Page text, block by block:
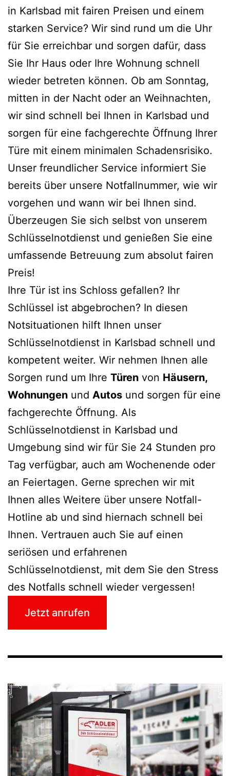
in Karlsbad mit fairen Preisen und einem
starken Service? Wir sind rund um die Uhr
für Sie erreichbar und sorgen dafür, dass
Sie Ihr Haus oder Ihre Wohnung schnell
wieder betreten können. Ob am Sonntag,
mitten in der Nacht oder an Weihnachten,
wir sind schnell bei Ihnen in Karlsbad und
sorgen für eine fachgerechte Öffnung Ihrer
Türe mit einem minimalen Schadensrisiko.
Unser freundlicher Service informiert Sie
bereits über unsere Notfallnummer, wie wir
vorgehen und wann wir bei Ihnen sind.
Überzeugen Sie sich selbst von unserem
Schlüsselnotdienst und genießen Sie eine
umfassende Betreuung zum absolut fairen
Preis!
Ihre Tür ist ins Schloss gefallen? Ihr
Schlüssel ist abgebrochen? In diesen
Notsituationen hilft Ihnen unser
Schlüsselnotdienst in Karlsbad schnell und
kompetent weiter. Wir nehmen Ihnen alle
Sorgen rund um Ihre Türen von Häusern,
Wohnungen und Autos und sorgen für eine
fachgerechte Öffnung. Als
Schlüsselnotdienst in Karlsbad und
Umgebung sind wir für Sie 24 Stunden pro
Tag verfügbar, auch am Wochenende oder
an Feiertagen. Gerne sprechen wir mit
Ihnen alles Weitere über unsere Notfall-
Hotline ab und sind hiernach schnell bei
Ihnen. Vertrauen auch Sie auf einen
seriösen und erfahrenen
Schlüsselnotdienst, mit dem Sie den Stress
des Notfalls schnell wieder vergessen!
Jetzt anrufen